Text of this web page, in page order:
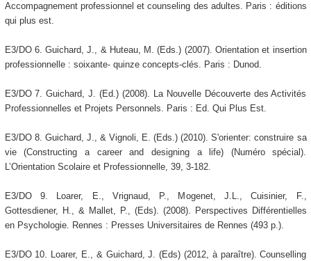
Accompagnement professionnel et counseling des adultes. Paris : éditions
qui plus est.
E3/DO 6. Guichard, J., & Huteau, M. (Eds.) (2007). Orientation et insertion
professionnelle : soixante- quinze concepts-clés. Paris : Dunod.
E3/DO 7. Guichard, J. (Ed.) (2008). La Nouvelle Découverte des Activités
Professionnelles et Projets Personnels. Paris : Ed. Qui Plus Est.
E3/DO 8. Guichard, J., & Vignoli, E. (Eds.) (2010). S'orienter: construire sa
vie (Constructing a career and designing a life) (Numéro spécial).
L’Orientation Scolaire et Professionnelle, 39, 3-182.
E3/DO 9. Loarer, E., Vrignaud, P., Mogenet, J.L., Cuisinier, F.,
Gottesdiener, H., & Mallet, P., (Eds). (2008). Perspectives Différentielles
en Psychologie. Rennes : Presses Universitaires de Rennes (493 p.).
E3/DO 10. Loarer, E., & Guichard, J. (Eds) (2012, à paraître). Counselling